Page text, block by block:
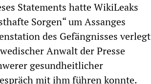
Statements hatte WikiLeaks
Sorgen“ um Assanges
des Gefängnisses verlegt
Anwalt der Presse
gesundheitlicher
mit ihm führen konnte.